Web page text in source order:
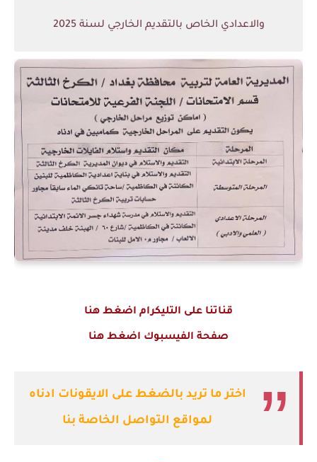
والاعدادي الخاص بالتقديم الخارجي لسنة 2025
قناتنا على التليكرام اضغط هنا
صفحة الفيسبوك اضغط هنا
اختر ما تريد بالضغط على الايقونات ادناه
لمواقع التواصل الخاصة بنا